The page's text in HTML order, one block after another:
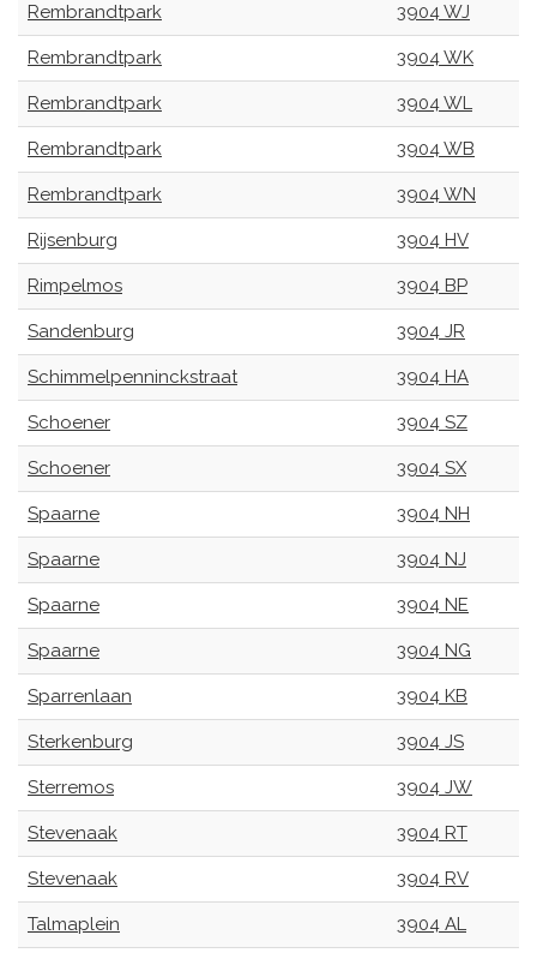
Rembrandtpark 3904 WJ
Rembrandtpark 3904 WK
Rembrandtpark 3904 WL
Rembrandtpark 3904 WB
Rembrandtpark 3904 WN
Rijsenburg 3904 HV
Rimpelmos 3904 BP
Sandenburg 3904 JR
Schimmelpenninckstraat 3904 HA
Schoener 3904 SZ
Schoener 3904 SX
Spaarne 3904 NH
Spaarne 3904 NJ
Spaarne 3904 NE
Spaarne 3904 NG
Sparrenlaan 3904 KB
Sterkenburg 3904 JS
Sterremos 3904 JW
Stevenaak 3904 RT
Stevenaak 3904 RV
Talmaplein 3904 AL